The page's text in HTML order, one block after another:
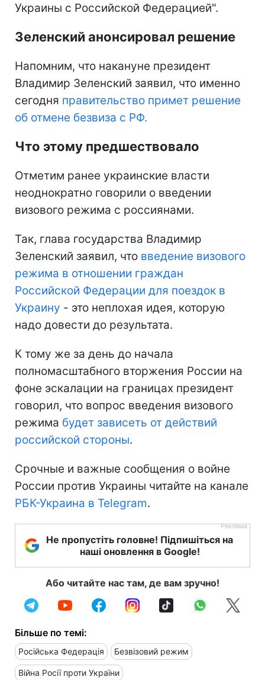
Украины с Российской Федерацией".
Зеленский анонсировал решение
Напомним, что накануне президент
Владимир Зеленский заявил, что именно
сегодня правительство примет решение
об отмене безвиза с РФ.
Что этому предшествовало
Отметим ранее украинские власти
неоднократно говорили о введении
визового режима с россиянами.
Так, глава государства Владимир
Зеленский заявил, что введение визового
режима в отношении граждан
Российской Федерации для поездок в
Украину - это неплохая идея, которую
надо довести до результата.
К тому же за день до начала
полномасштабного вторжения России на
фоне эскалации на границах президент
говорил, что вопрос введения визового
режима будет зависеть от действий
российской стороны.
Срочные и важные сообщения о войне
России против Украины читайте на канале
РБК-Украина в Telegram.
Не пропустіть головне! Підпишіться на
наші оновлення в Google!
Або читайте нас там, де вам зручно!
Більше по темі:
Російська Федерація Безвізовий режим
Війна Росії проти України